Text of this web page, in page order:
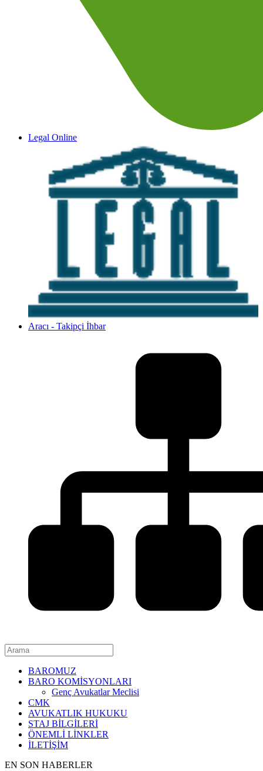
Legal Online
Aracı - Takipçi İhbar
BAROMUZ
BARO KOMİSYONLARI
Genç Avukatlar Meclisi
CMK
AVUKATLIK HUKUKU
STAJ BİLGİLERİ
ÖNEMLİ LİNKLER
İLETİŞİM
EN SON HABERLER